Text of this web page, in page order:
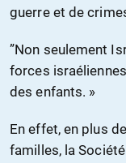
guerre et de
”Non seulement
forces
des enfants. »
En effet, en plus
familles, la